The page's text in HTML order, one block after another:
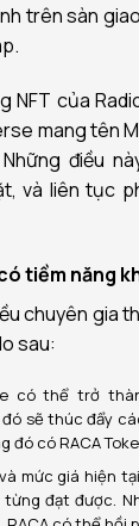
trên sàn
của
mang tên
điều
và liên tục
tiềm năng
chuyên gia
sau:
có thể trở
sẽ thúc đẩy
có RACA
mức giá hiện
từng đạt được.